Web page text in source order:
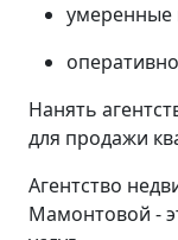
умеренные
Нанять
для продажи
Агентство
Мамонтовой -